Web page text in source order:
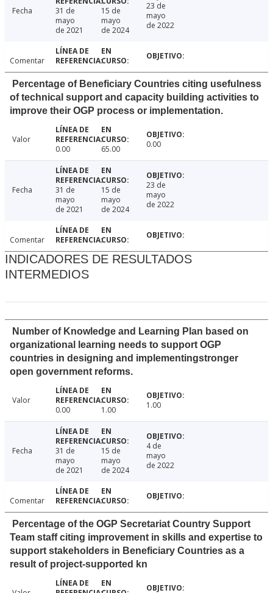
Fecha
31 de
mayo
de 2021
15 de
mayo
de 2024
23 de
mayo
de 2022
Comentar
Percentage of Beneficiary Countries citing usefulness
of technical support and capacity building activities to
improve their OGP process or implementation.
Valor
0.00
65.00 0.00
Fecha
31 de
mayo
de 2021
15 de
mayo
de 2024
23 de
mayo
de 2022
Comentar
INDICADORES DE RESULTADOS
INTERMEDIOS
Number of Knowledge and Learning Plan based on
organizational learning needs to support OGP
countries in designing and implementingstronger
open government reforms.
Valor
0.00
1.00 1.00
Fecha
31 de
mayo
de 2021
15 de
mayo
de 2024
4 de
mayo
de 2022
Comentar
Percentage of the OGP Secretariat Country Support
Team staff citing improvement in skills and expertise to
support stakeholders in Beneficiary Countries as a
result of project-supported kn